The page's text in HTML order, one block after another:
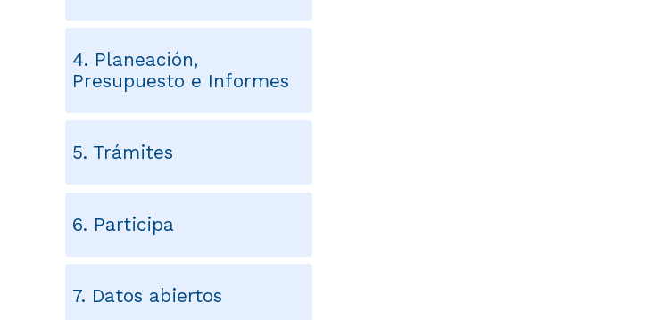
4. Planeación,
Presupuesto e Informes
5. Trámites
6. Participa
7. Datos abiertos